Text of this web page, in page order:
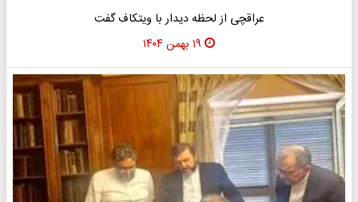
عراقچی از لحظه دیدار با ویتکاف گفت
۱۹ بهمن ۱۴۰۴